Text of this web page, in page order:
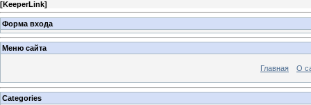
[KeeperLink]
Форма входа
Меню сайта
Главная О
Categories